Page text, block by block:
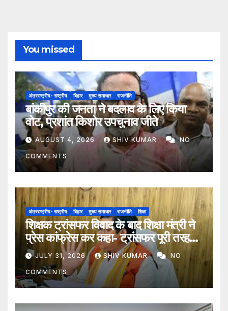
You missed
अंतरराष्ट्रीय- राष्ट्रीय बिहार मुख्य समाचार राजनीति
बांकीपुर की जनता ने बदलाव के लिए किया
वोट, प्रशांत किशोर उपचुनाव जीते
AUGUST 4, 2026 SHIV KUMAR NO
COMMENTS
अंतरराष्ट्रीय- राष्ट्रीय बिहार मुख्य समाचार राजनीति शिक्षा
शिक्षक ट्रांसफर विवाद के बाद शिक्षा मंत्री ने
प्रेस कांफ्रेस कर कहा- ट्रांसफर पूरी तरह
ऐच्छिक
JULY 31, 2026 SHIV KUMAR NO
COMMENTS